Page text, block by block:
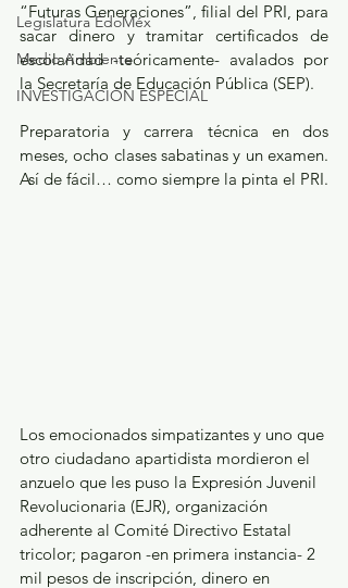
Legislatura EdoMéx
Medio Ambiente
INVESTIGACIÓN ESPECIAL
“Futuras Generaciones”, filial del PRI, para
sacar dinero y tramitar certificados de
escolaridad -teóricamente- avalados por
la Secretaría de Educación Pública (SEP).
Preparatoria y carrera técnica en dos
meses, ocho clases sabatinas y un examen.
Así de fácil… como siempre la pinta el PRI.
Los emocionados simpatizantes y uno que
otro ciudadano apartidista mordieron el
anzuelo que les puso la Expresión Juvenil
Revolucionaria (EJR), organización
adherente al Comité Directivo Estatal
tricolor; pagaron -en primera instancia- 2
mil pesos de inscripción, dinero en